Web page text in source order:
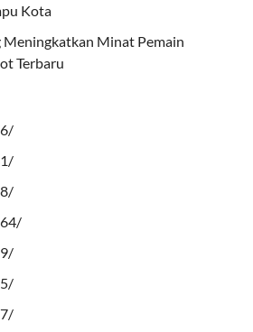
Kota
Minat Pemain
Terbaru